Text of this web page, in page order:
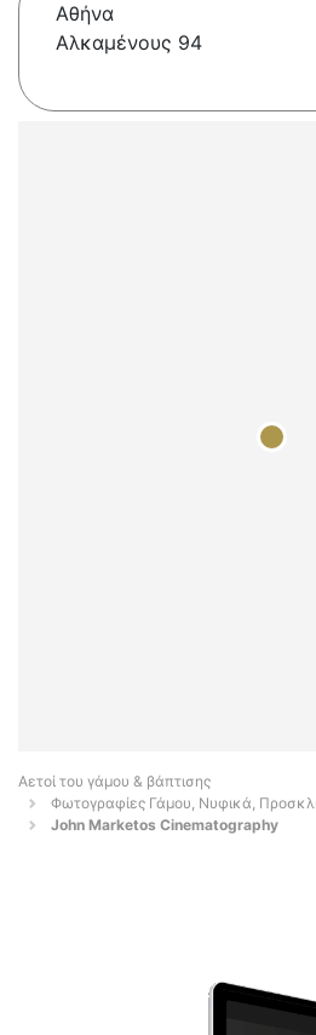
Αθήνα
Αλκαμένους 94
Αετοί του γάμου & βάπτισης
Φωτογραφίες Γάμου, Νυφικά,
John Marketos Cinematography